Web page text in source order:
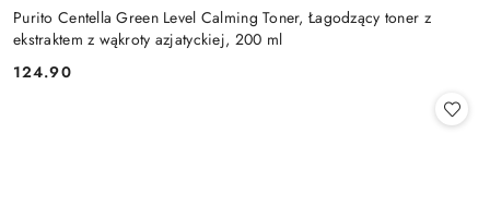
Purito Centella Green Level Calming Toner, Łagodzący toner z
ekstraktem z wąkroty azjatyckiej, 200 ml
Cena:
124.90